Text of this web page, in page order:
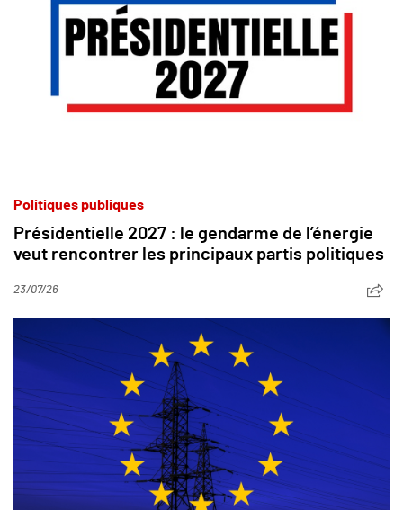
Politiques publiques
Présidentielle 2027 : le gendarme de l’énergie
veut rencontrer les principaux partis politiques
23/07/26